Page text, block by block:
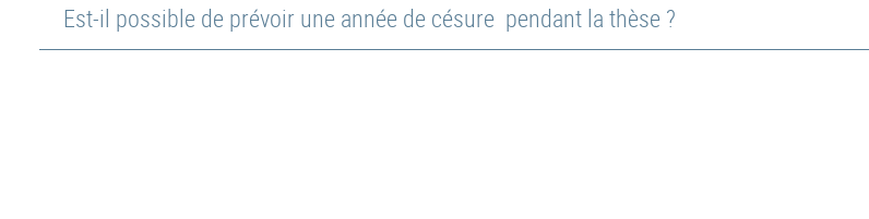
Est-il possible de prévoir une année de césure pendant la thèse ?